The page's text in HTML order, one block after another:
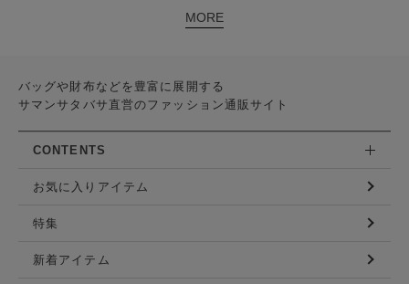
MORE
バッグや財布などを豊富に展開する
サマンサタバサ直営のファッション通販サイト
CONTENTS
お気に入りアイテム
特集
新着アイテム